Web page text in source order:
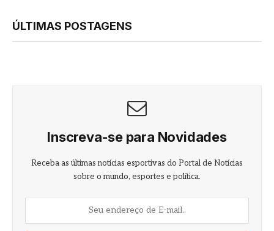
ÚLTIMAS POSTAGENS
Inscreva-se para Novidades
Receba as últimas notícias esportivas do Portal de Notícias
sobre o mundo, esportes e política.